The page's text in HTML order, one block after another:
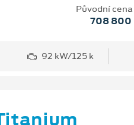
Původní cena
708 800
92 kW/125 k